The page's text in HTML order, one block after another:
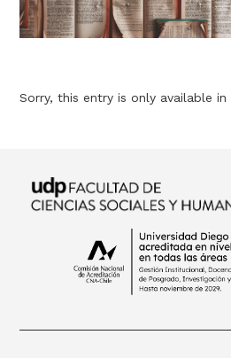
Sorry, this entry is only available in